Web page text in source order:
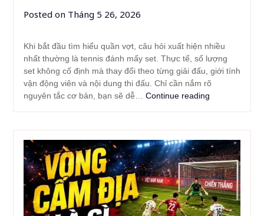
Posted on Tháng 5 26, 2026
Khi bắt đầu tìm hiểu quần vợt, câu hỏi xuất hiện nhiều
nhất thường là tennis đánh mấy set. Thực tế, số lượng
set không cố định mà thay đổi theo từng giải đấu, giới tính
vận động viên và nội dung thi đấu. Chỉ cần nắm rõ
nguyên tắc cơ bản, bạn sẽ dễ… Continue reading